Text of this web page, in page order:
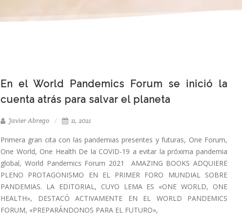
En el World Pandemics Forum se inició la
cuenta atrás para salvar el planeta
Javier Abrego 11, 2021
Primera gran cita con las pandemias presentes y futuras, One Forum,
One World, One Health De la COVID-19 a evitar la próxima pandemia
global, World Pandemics Forum 2021 AMAZING BOOKS ADQUIERE
PLENO PROTAGONISMO EN EL PRIMER FORO MUNDIAL SOBRE
PANDEMIAS. LA EDITORIAL, CUYO LEMA ES «ONE WORLD, ONE
HEALTH», DESTACÓ ACTIVAMENTE EN EL WORLD PANDEMICS
FORUM, «PREPARÁNDONOS PARA EL FUTURO»,